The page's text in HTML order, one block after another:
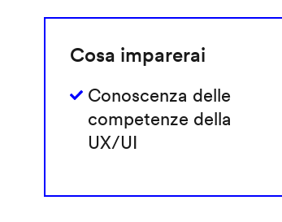
Cosa imparerai
Conoscenza delle
competenze della
UX/UI